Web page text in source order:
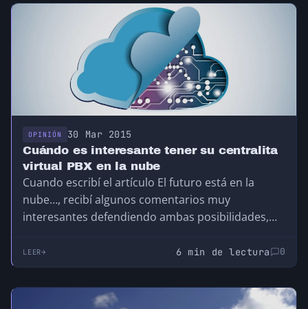
OPINIÓN 30 Mar 2015
Cuándo es interesante tener su centralita
virtual PBX en la nube
Cuando escribí el artículo El futuro está en la
nube…, recibí algunos comentarios muy
interesantes defendiendo ambas posibilidades,
LEER 6 min de lectura 0